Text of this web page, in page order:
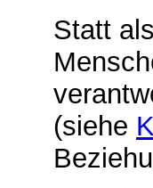
Statt
(siehe